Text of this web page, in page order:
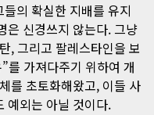
의 확실한 지배를 유지
은 신경쓰지 않는다. 그냥
, 그리고 팔레스타인을 보
를 가져다주기 위하여 개
를 초토화해왔고, 이들 사
예외는 아닐 것이다.